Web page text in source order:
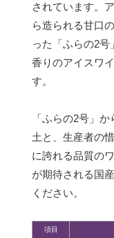
されています。
ら造られる甘口
った「ふらの2
香りのアイスワ
す。
「ふらの2号」
土と、生産者の
に誇れる品質の
が期待される国
ください。
項目